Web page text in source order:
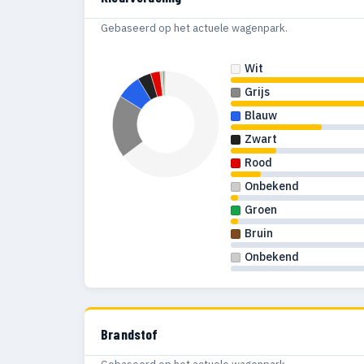
Gebaseerd op het actuele wagenpark.
Wit
Grijs
Blauw
Zwart
Rood
Onbekend
Groen
Bruin
Onbekend
Brandstof